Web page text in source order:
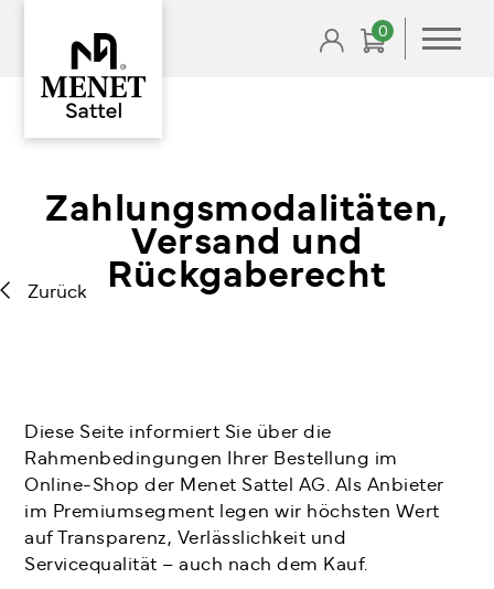
0
Zahlungsmodalitäten,
Versand und
Rückgaberecht
Zurück
Diese Seite informiert Sie über die
Rahmenbedingungen Ihrer Bestellung im
Online-Shop der Menet Sattel AG. Als Anbieter
im Premiumsegment legen wir höchsten Wert
auf Transparenz, Verlässlichkeit und
Servicequalität – auch nach dem Kauf.